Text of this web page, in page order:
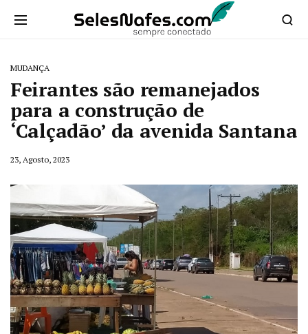
MUDANÇA
Feirantes são remanejados
para a construção de
‘Calçadão’ da avenida Santana
23, Agosto, 2023